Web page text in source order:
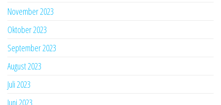
November 2023
Oktober 2023
September 2023
August 2023
Juli 2023
Juni 2023